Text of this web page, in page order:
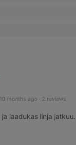
10 months ago · 2 reviews
ja laadukas linja